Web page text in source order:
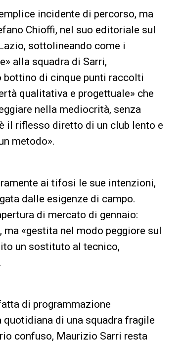
incidente di percorso, ma
Chioffi, nel suo editoriale sul
sottolineando come i
alla squadra di Sarri,
bottino di cinque punti raccolti
qualitativa e progettuale» che
nella mediocrità, senza
il riflesso diretto di un club lento e
metodo».
ai tifosi le sue intenzioni,
dalle esigenze di campo.
di mercato di gennaio:
«gestita nel modo peggiore sul
un sostituto al tecnico,
di programmazione
quotidiana di una squadra fragile
confuso, Maurizio Sarri resta